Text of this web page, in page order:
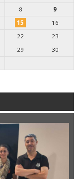
8
9
15
16
22
23
29
30